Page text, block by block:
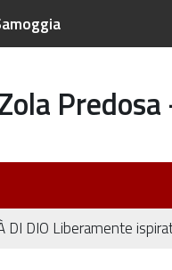
DI DIO Liberamente